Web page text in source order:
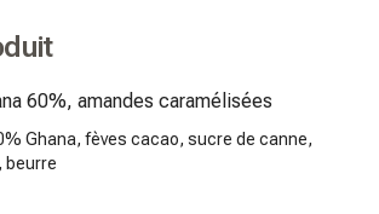
60%, amandes caramélisées
Ghana, fèves cacao, sucre de canne,
beurre